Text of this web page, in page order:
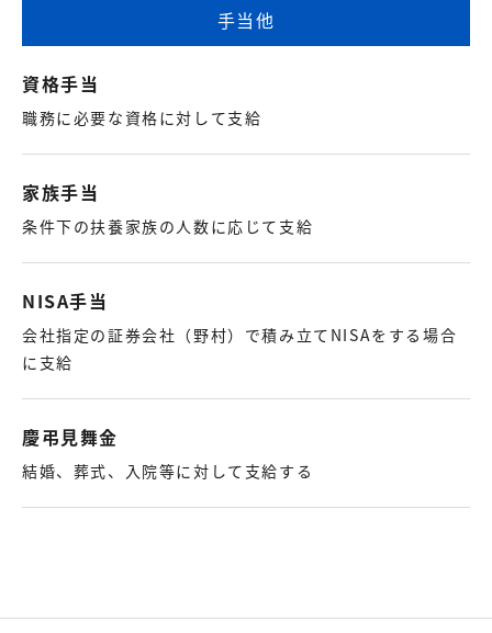
手当他
資格手当
職務に必要な資格に対して支給
家族手当
条件下の扶養家族の人数に応じて支給
NISA手当
会社指定の証券会社（野村）で積み立てNISAをする場合
に支給
慶弔見舞金
結婚、葬式、入院等に対して支給する